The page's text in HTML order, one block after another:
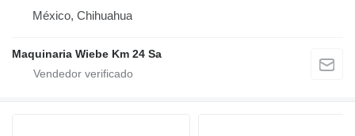
México, Chihuahua
Maquinaria Wiebe Km 24 Sa